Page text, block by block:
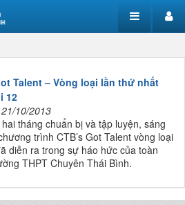
Talent – Vòng loại lần thứ nhất
12
10/2013
tháng chuẩn bị và tập luyện, sáng
trình CTB’s Got Talent vòng loại
diễn ra trong sự háo hức của toàn
THPT Chuyên Thái Bình.